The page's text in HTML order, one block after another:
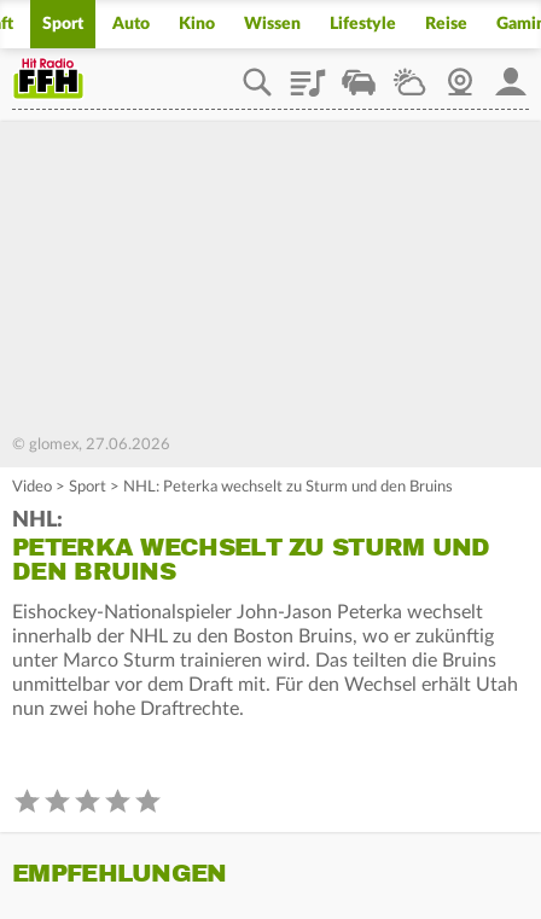
Sport Auto Kino Wissen Lifestyle Reise
PlaylistStaupilotWetterWebcam
© glomex, 27.06.2026
Video > Sport > NHL: Peterka wechselt zu Sturm und den Bruins
NHL:
PETERKA WECHSELT ZU STURM UND
DEN BRUINS
Eishockey-Nationalspieler John-Jason Peterka wechselt
innerhalb der NHL zu den Boston Bruins, wo er zukünftig
unter Marco Sturm trainieren wird. Das teilten die Bruins
unmittelbar vor dem Draft mit. Für den Wechsel erhält Utah
nun zwei hohe Draftrechte.
EMPFEHLUNGEN